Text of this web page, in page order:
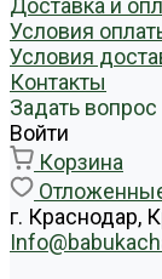
Доставка и
Условия
Условия
Контакты
Задать вопрос
Войти
Корзина
г. Краснодар,